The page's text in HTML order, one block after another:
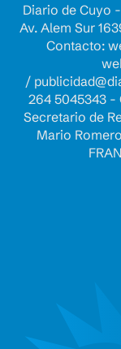
Diario de Cuyo
Av. Alem Sur
Contacto:
/
264 5045343 -
Secretario de
Mario